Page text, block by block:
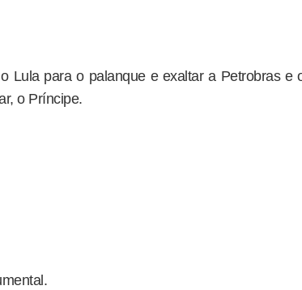
Lula para o palanque e exaltar a Petrobras e
o Príncipe.